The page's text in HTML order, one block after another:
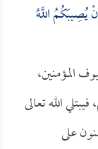
اللَّهُ
المؤمنين،
الله تعالى
على